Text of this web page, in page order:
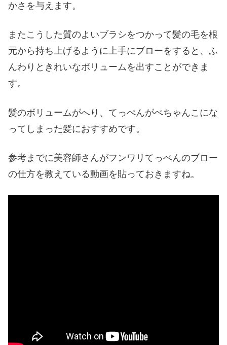
かさを与えます。
またこうした質のよいブラシをつかって髪の毛を根
元から持ち上げるように上手にブローをすると、ふ
んわりときれいなボリュームを出すことができま
す。
髪のボリュームがへり、てっぺんがぺちゃんこにな
ってしまった髪におすすめです。
参考までに美容師さんがフンワリてっぺんのブロー
の仕方を教えている動画を貼っておきますね。